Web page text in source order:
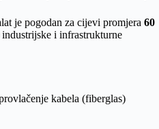
je pogodan za cijevi promjera 60
i infrastrukturne
kabela (fiberglas)